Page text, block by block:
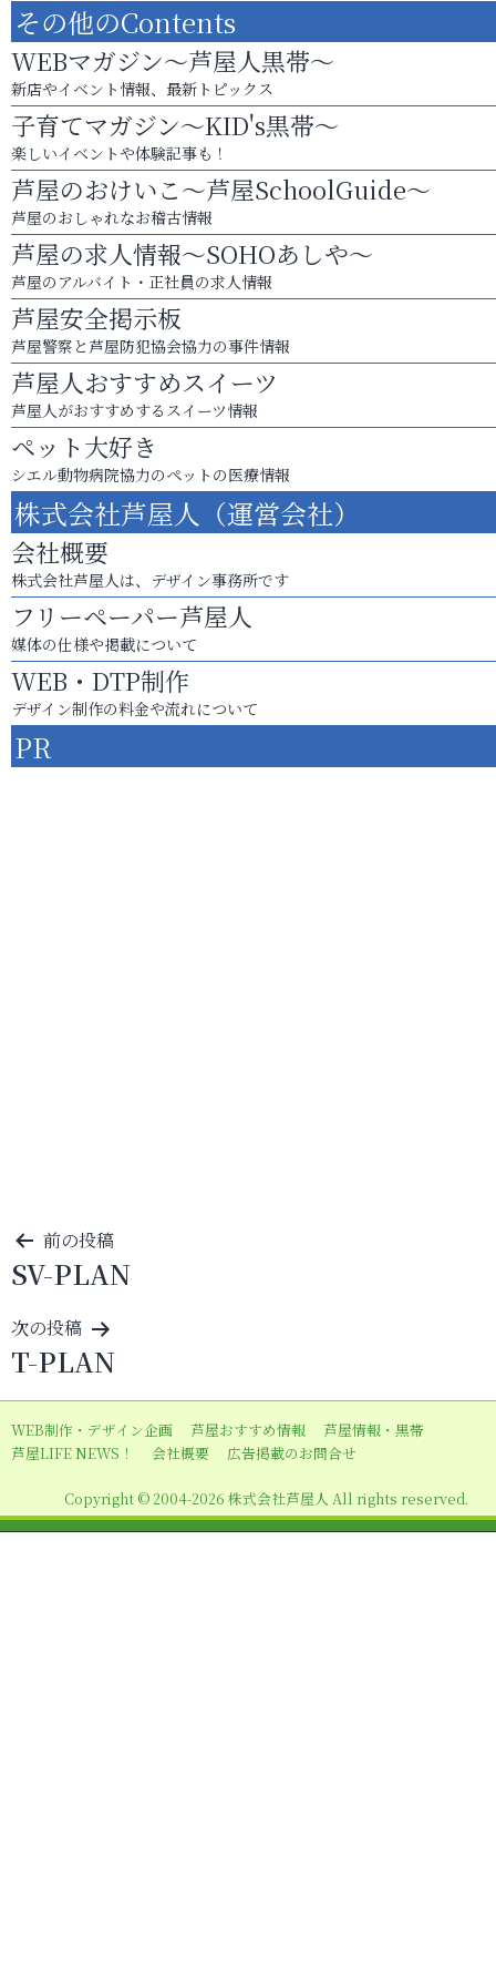
その他のContents
WEBマガジン～芦屋人黒帯～
新店やイベント情報、最新トピックス
子育てマガジン～KID's黒帯～
楽しいイベントや体験記事も！
芦屋のおけいこ～芦屋SchoolGuide～
芦屋のおしゃれなお稽古情報
芦屋の求人情報～SOHOあしや～
芦屋のアルバイト・正社員の求人情報
芦屋安全掲示板
芦屋警察と芦屋防犯協会協力の事件情報
芦屋人おすすめスイーツ
芦屋人がおすすめするスイーツ情報
ペット大好き
シエル動物病院協力のペットの医療情報
株式会社芦屋人（運営会社）
会社概要
株式会社芦屋人は、デザイン事務所です
フリーペーパー芦屋人
媒体の仕様や掲載について
WEB・DTP制作
デザイン制作の料金や流れについて
PR
投
稿
ナ
ビ
ゲ
ー
シ
ン
前の投稿
SV-PLAN
次の投稿
T-PLAN
WEB制作・デザイン企画 芦屋おすすめ情報
芦屋情報・黒帯
芦屋LIFE NEWS！
会社概要 広告掲載のお問合せ
Copyright © 2004-2026 株式会社芦屋人 All rights reserved.